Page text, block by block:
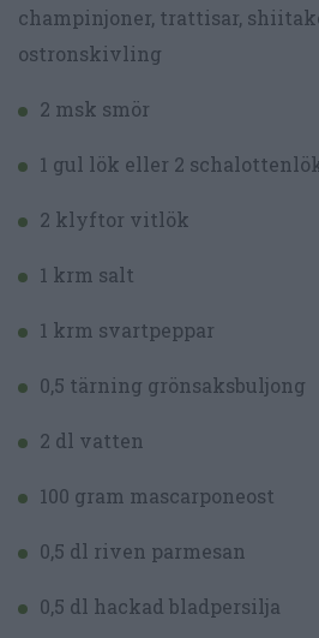
champinjoner, trattisar,
ostronskivling
2 msk smör
1 gul lök eller 2
2 klyftor vitlök
1 krm salt
1 krm svartpeppar
0,5 tärning grönsaksbuljong
2 dl vatten
100 gram mascarponeost
0,5 dl riven parmesan
0,5 dl hackad bladpersilja